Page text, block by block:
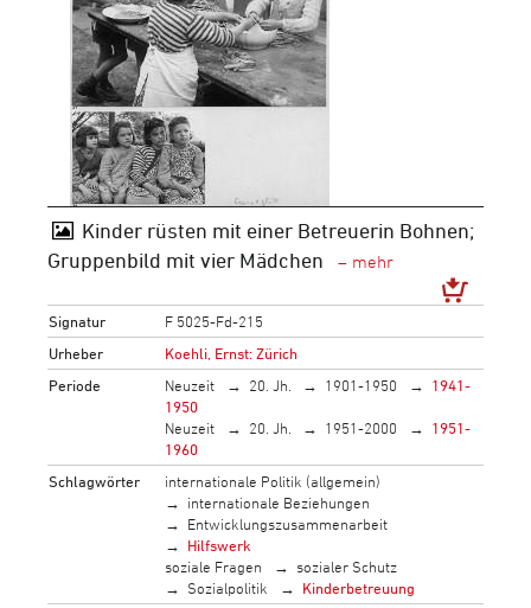
Kinder rüsten mit einer Betreuerin Bohnen;
Gruppenbild mit vier Mädchen
Signatur
F 5025-Fd-215
Urheber
Koehli, Ernst: Zürich
Periode
Neuzeit 20. Jh. 1901-1950
1941-
1950
Neuzeit
20. Jh. 1951-2000
1951-
1960
Schlagwörter
internationale Politik (allgemein)
internationale Beziehungen
Entwicklungszusammenarbeit
Hilfswerk
soziale Fragen
sozialer Schutz
Sozialpolitik
Kinderbetreuung